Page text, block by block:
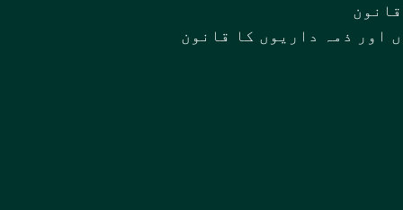
اور ذمہ داریوں کا قانون